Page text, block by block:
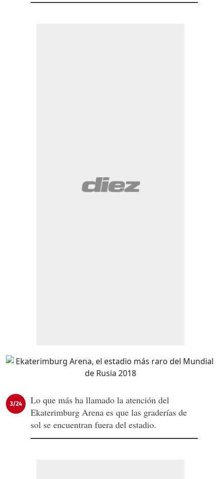
3/24
Lo que más ha llamado la atención del
Ekaterimburg Arena es que las graderías de
sol se encuentran fuera del estadio.